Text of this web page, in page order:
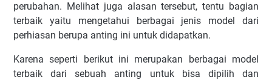
perubahan. Melihat juga alasan tersebut, tentu bagian
terbaik yaitu mengetahui berbagai jenis model dari
perhiasan berupa anting ini untuk didapatkan.
Karena seperti berikut ini merupakan berbagai model
terbaik dari sebuah anting untuk bisa dipilih dan